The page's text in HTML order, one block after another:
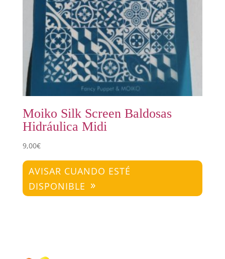
Moiko Silk Screen Baldosas
Hidráulica Midi
9,00€
AVISAR CUANDO ESTÉ
DISPONIBLE